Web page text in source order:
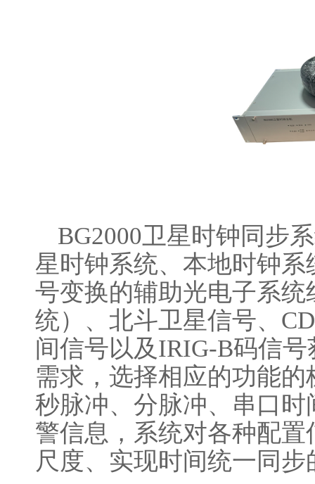
BG2000卫星时钟同步
星时钟系统、本地时钟
号变换的辅助光电子系统
统）、北斗卫星信号、
间信号以及IRIG-B码信
需求，选择相应的功能
秒脉冲、分脉冲、串口
警信息，系统对各种配
尺度、实现时间统一同